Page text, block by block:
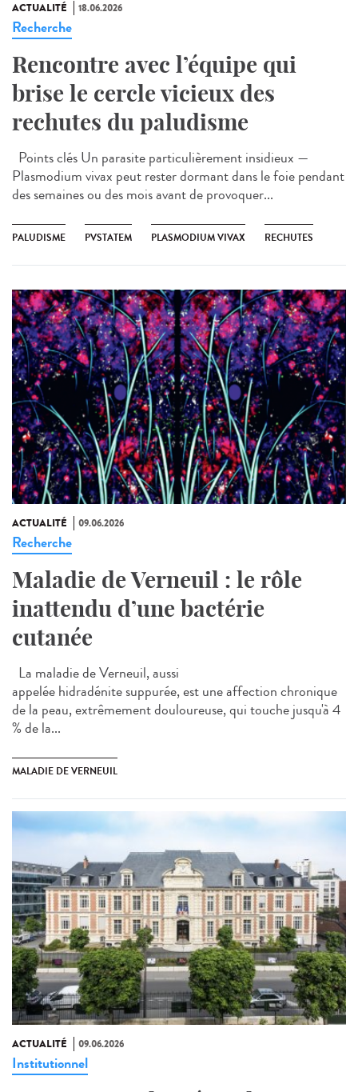
ACTUALITÉ 18.06.2026
Recherche
Rencontre avec l’équipe qui
brise le cercle vicieux des
rechutes du paludisme
Points clés Un parasite particulièrement insidieux —
Plasmodium vivax peut rester dormant dans le foie pendant
des semaines ou des mois avant de provoquer...
PALUDISME PVSTATEM PLASMODIUM VIVAX RECHUTES
ACTUALITÉ 09.06.2026
Recherche
Maladie de Verneuil : le rôle
inattendu d’une bactérie
cutanée
La maladie de Verneuil, aussi
appelée hidradénite suppurée, est une affection chronique
de la peau, extrêmement douloureuse, qui touche jusqu'à 4
% de la...
MALADIE DE VERNEUIL
ACTUALITÉ 09.06.2026
Institutionnel